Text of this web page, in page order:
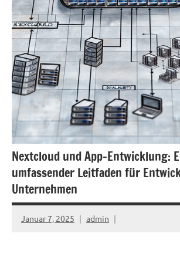
Nextcloud und App-Entwicklung:
umfassender Leitfaden für
Unternehmen
Januar 7, 2025 admin